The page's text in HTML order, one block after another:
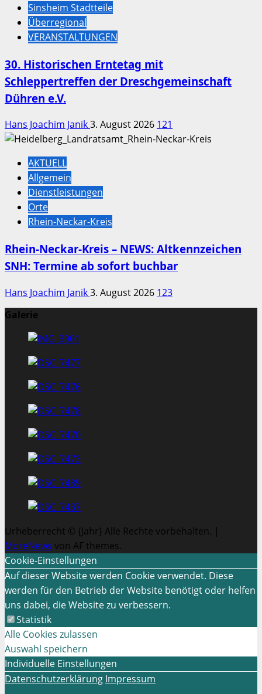
Sinsheim Stadtteile
Überregional
VERANSTALTUNGEN
30. Historischen Erntetag mit
Schleppertreffen der Dreschgemeinschaft
Dühren e.V.
Hans Joachim Janik3. August 2026 121
AKTUELL
Allgemein
Dienstleistungen
Orte
Rhein-Neckar-Kreis
Rhein-Neckar-Kreis – NEWS: Altkennzeichen
SNH: Termine ab sofort buchbar
Hans Joachim Janik3. August 2026 123
Galerie
Urheberrecht © {Jahr} Alle Rechte vorbehalten. |
MoreNews von AF themes.
Cookie-Einstellungen
Auf dieser Website werden Cookie verwendet. Diese
werden für den Betrieb der Website benötigt oder helfen
uns dabei, die Website zu verbessern.
Statistik
Alle Cookies zulassen
Auswahl speichern
Individuelle Einstellungen
Datenschutzerklärung Impressum